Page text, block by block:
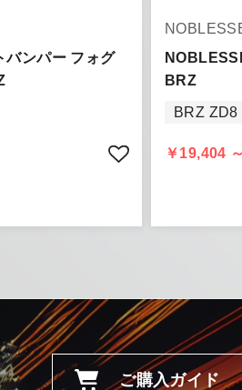
ます。
バンパー フォグ
BRZ
BRZ ZD8
￥19,404
ご購入ガイド